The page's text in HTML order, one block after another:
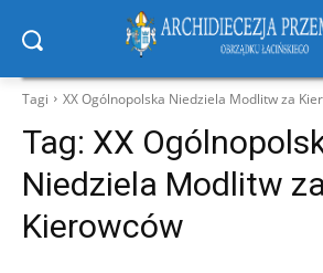
Tagi XX Ogólnopolska Niedziela Modlitw za
Tag: XX
Niedziela Modlitw za
Kierowców